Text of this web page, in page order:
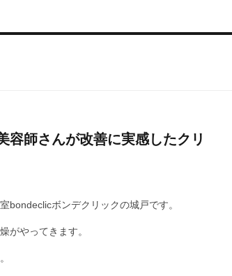
容師さんが改善に実感したクリ
bondeclicボンデクリックの城戸です。
がやってきます。